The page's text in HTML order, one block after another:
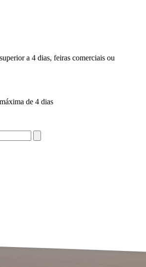
a 4 dias, feiras comerciais ou
de 4 dias